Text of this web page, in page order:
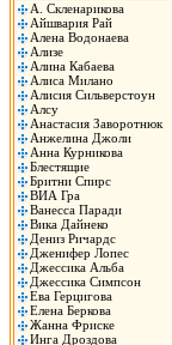
А. Скленарикова
Айшвария Рай
Алена Водонаева
Ализе
Алина Кабаева
Алиса Милано
Алисия Сильверстоун
Алсу
Анастасия Заворотнюк
Анжелина Джоли
Анна Курникова
Блестящие
Бритни Спирс
ВИА Гра
Ванесса Паради
Вика Дайнеко
Дениз Ричардс
Дженифер Лопес
Джессика Альба
Джессика Симпсон
Ева Герцигова
Елена Беркова
Жанна Фриске
Инга Дроздова